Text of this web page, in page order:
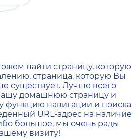
не
найти страницу, которую
страница, которую Вы
существует. Лучше всего
домашнюю страницу и
функцию навигации и поиска
URL-адрес на наличие
большое, мы очень рады
визиту!